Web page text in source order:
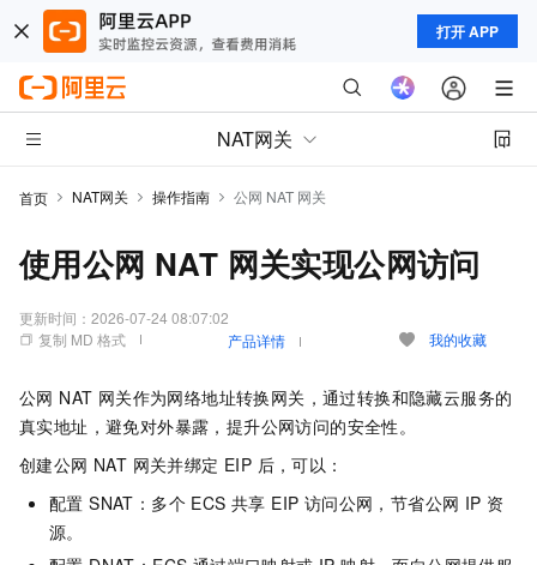
打开 APP
NAT网关
首页 NAT网关 操作指南 公网 NAT 网关
使用公网 NAT 网关实现公网访问
更新时间： 2026-07-24 08:07:02
复制 MD 格式
产品详情 我的收藏
公网 NAT 网关作为网络地址转换网关，通过转换和隐藏云服务的
真实地址，避免对外暴露，提升公网访问的安全性。
创建公网 NAT 网关并绑定 EIP 后，可以：
配置 SNAT：多个 ECS 共享 EIP 访问公网，节省公网 IP 资
源。